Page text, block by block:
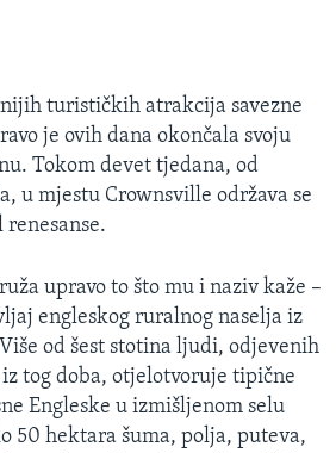
turističkih atrakcija savezne
je ovih dana okončala svoju
Tokom devet tjedana, od
u mjestu Crownsville održava se
upravo to što mu i naziv kaže –
engleskog ruralnog naselja iz
od šest stotina ljudi, odjevenih
tog doba, otjelotvoruje tipične
Engleske u izmišljenom selu
50 hektara šuma, polja, puteva,